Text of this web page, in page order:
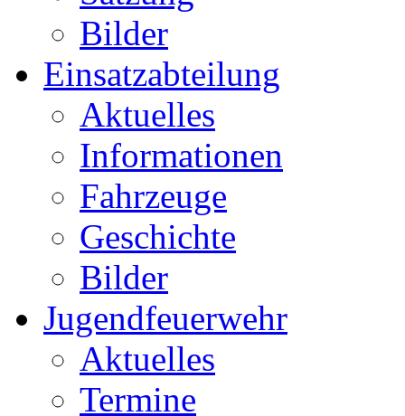
Bilder
Einsatzabteilung
Aktuelles
Informationen
Fahrzeuge
Geschichte
Bilder
Jugendfeuerwehr
Aktuelles
Termine